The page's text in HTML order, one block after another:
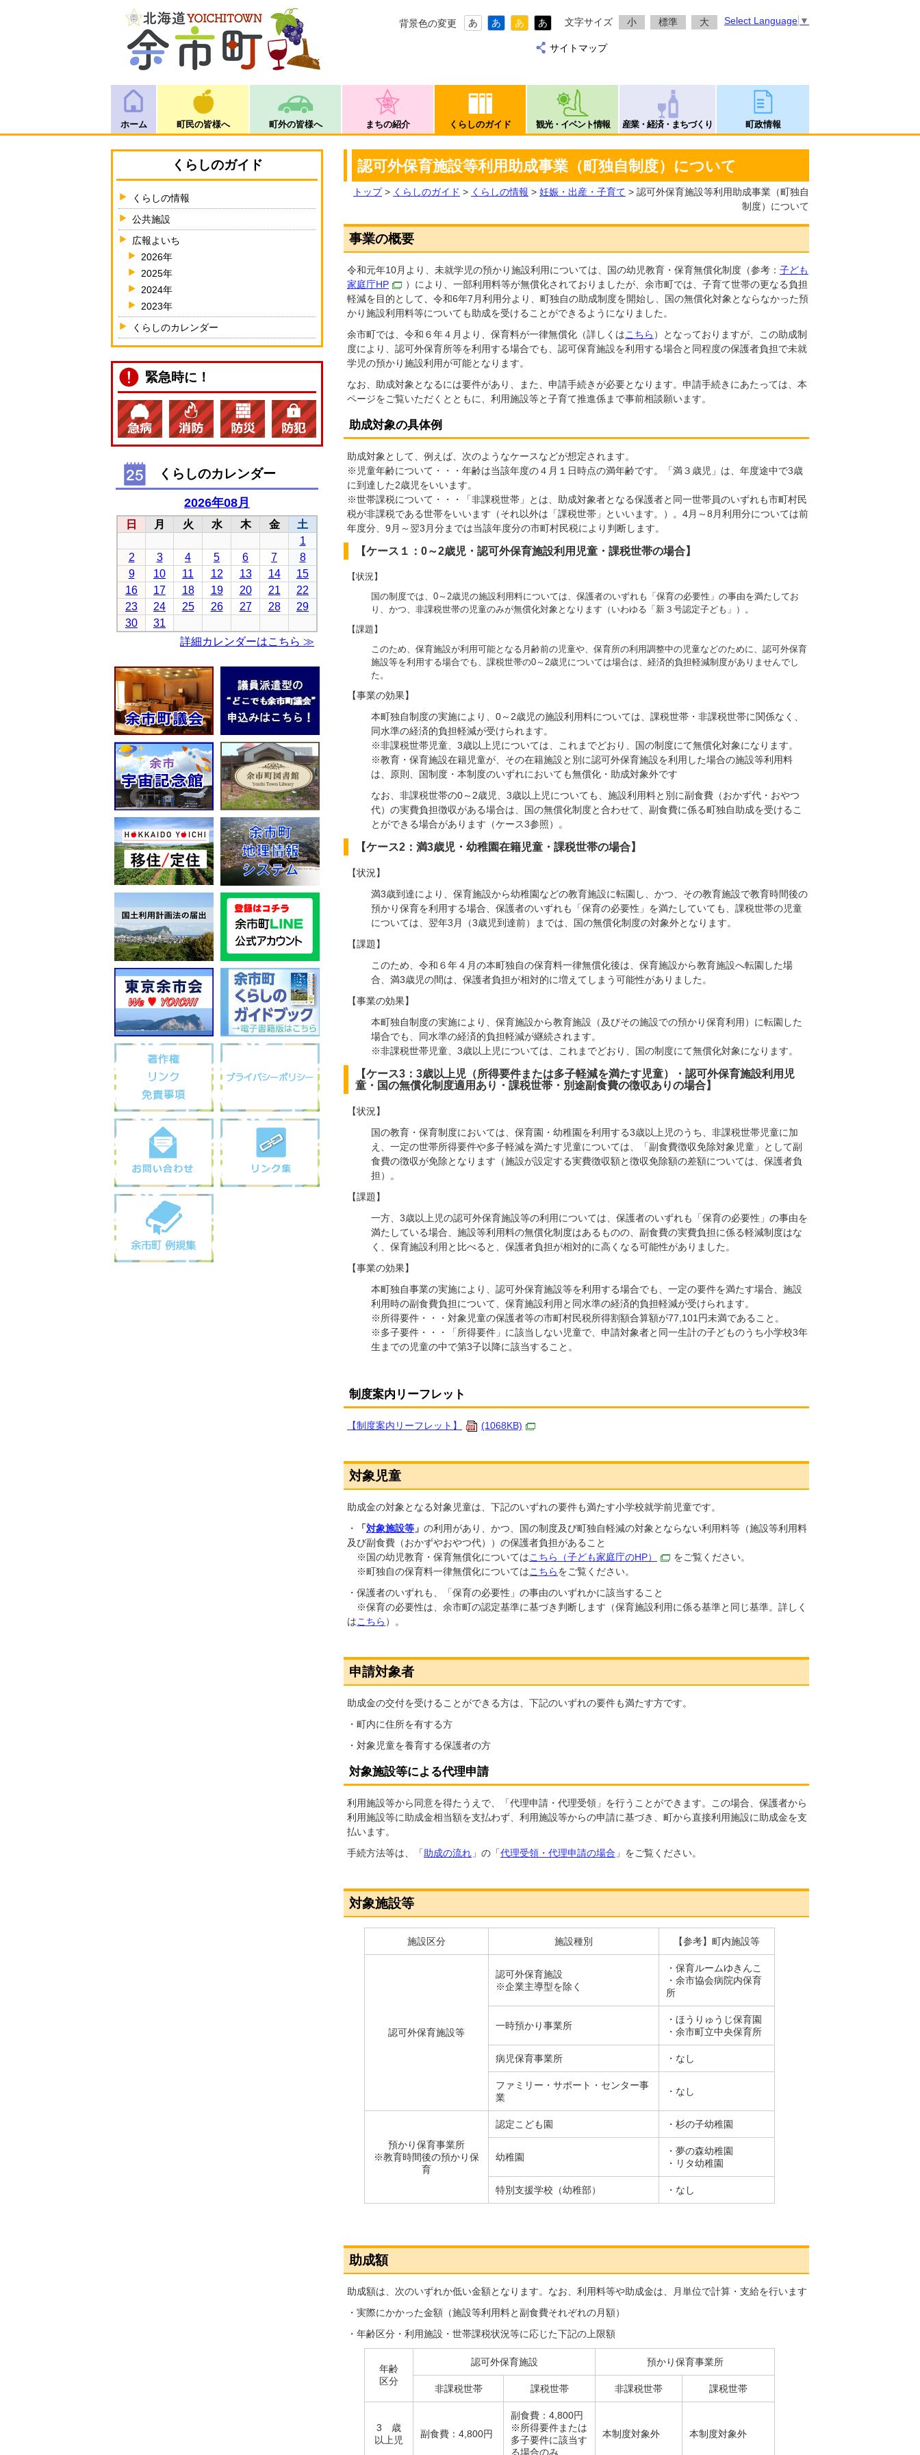
背景色の変更 あ あ あ あ 文字サイズ 小 標準 大 Select Language ▼
サイトマップ
ホーム 町民の皆様へ 町外の皆様へ まちの紹介 くらしのガイド 観光・イベント情報 産業・経済・まちづくり 町政情報
認可外保育施設等利用助成事業（町独自制度）について
トップ> くらしのガイド > くらしの情報 > 妊娠・出産・子育て > 認可外保育施設等利用助成事業（町独自
制度）について
事業の概要
令和元年10月より、未就学児の預かり施設利用については、国の幼児教育・保育無償化制度（参考： 子ども
家庭庁HP
）により、一部利用料等が無償化されておりましたが、余市町では、子育て世帯の更なる負担
軽減を目的として
令和6年7月利用分より、町独自の助成制度を開始し、国の無償化対象とならなかった預
かり施設利用料等についても助成を受けることができるようになりました。
余市町では、令和６年４月より、保育料が一律無償化（詳しくはこちら ）となっておりますが、この助成制
度により、認可外保育所等を利用する場合でも、認可保育施設を利用する場合と同程度の保護者負担で未就
学児の預かり施設利用が可能となります。
なお、助成対象となるには要件があり、また、申請手続きが必要となります。申請手続きにあたっては、本
ページをご覧いただくとともに、利用施設等と子育て推進係まで事前相談願います。
助成対象の具体例
助成対象として、例えば、次のようなケースなどが想定されます。
※児童年齢について・・・年齢は当該年度の４月１日時点の満年齢です。「満３歳児」は、年度途中で3歳
に到達した2歳児をいいます。
※世帯課税について・・・「非課税世帯」とは、助成対象者となる保護者と同一世帯員のいずれも市町村民
税が非課税である世帯をいいます（それ以外は「課税世帯」といいます。）。4月～8月利用分については前
年度分、9月～翌3月分までは当該年度分の市町村民税により判断します。
【ケース１：0～2歳児・認可外保育施設利用児童・課税世帯の場合】
【状況】
国の制度では、0～2歳児の施設利用料については、保護者のいずれも「保育の必要性」の事由を満たしてお
り、かつ、非課税世帯の児童のみが無償化対象となります（いわゆる「新３号認定子ども」）。
【課題】
このため、保育施設が利用可能となる月齢前の児童や、保育所の利用調整中の児童などのために、認可外保育
施設等を利用する場合でも、課税世帯の0～2歳児については場合は、経済的負担軽減制度がありませんでし
た。
【事業の効果】
本町独自制度の実施により、0～2歳児の施設利用料については、課税世帯・非課税世帯に関係なく、
同水準の経済的負担軽減が受けられます。
※非課税世帯児童、3歳以上児については、これまでどおり、国の制度にて無償化対象になります。
※教育・保育施設在籍児童が、その在籍施設と別に認可外保育施設を利用した場合の施設等利用料
は、原則、国制度・本制度のいずれにおいても無償化・助成対象外です
なお、非課税世帯の0～2歳児、3歳以上児についても、施設利用料と別に副食費（おかず代・おやつ
代）の実費負担徴収がある場合は、国の無償化制度と合わせて、副食費に係る町独自助成を受けるこ
とができる場合があります（ケース3参照）。
【ケース2：満3歳児・幼稚園在籍児童・課税世帯の場合】
【状況】
満3歳到達により、保育施設から幼稚園などの教育施設に転園し、かつ、その教育施設で教育時間後の
預かり保育を利用する場合、保護者のいずれも「保育の必要性」を満たしていても、課税世帯の児童
については、翌年3月（3歳児到達前）までは、国の無償化制度の対象外となります。
【課題】
このため、令和６年４月の本町独自の保育料一律無償化後は、保育施設から教育施設へ転園した場
合、満3歳児の間は、保護者負担が相対的に増えてしまう可能性がありました。
【事業の効果】
本町独自制度の実施により、保育施設から教育施設（及びその施設での預かり保育利用）に転園した
場合でも、同水準の経済的負担軽減が継続されます。
※非課税世帯児童、3歳以上児については、これまでどおり、国の制度にて無償化対象になります。
【ケース3：3歳以上児（所得要件または多子軽減を満たす児童）・認可外保育施設利用児
童・国の無償化制度適用あり・課税世帯・別途副食費の徴収ありの場合】
【状況】
国の教育・保育制度においては、保育園・幼稚園を利用する3歳以上児のうち、非課税世帯児童に加
え、一定の世帯所得要件や多子軽減を満たす児童については、「副食費徴収免除対象児童」として副
食費の徴収が免除となります（施設が設定する実費徴収額と徴収免除額の差額については、保護者負
担）。
【課題】
一方、3歳以上児の認可外保育施設等の利用については、保護者のいずれも「保育の必要性」の事由を
満たしている場合、施設等利用料の無償化制度はあるものの、副食費の実費負担に係る軽減制度はな
く、保育施設利用と比べると、保護者負担が相対的に高くなる可能性がありました。
【事業の効果】
本町独自事業の実施により、認可外保育施設等を利用する場合でも、一定の要件を満たす場合、施設
利用時の副食費負担について、保育施設利用と同水準の経済的負担軽減が受けられます。
※所得要件・・・対象児童の保護者等の市町村民税所得割額合算額が77,101円未満であること。
※多子要件・・・「所得要件」に該当しない児童で、申請対象者と同一生計の子どものうち小学校3年
生までの児童の中で第3子以降に該当すること。
制度案内リーフレット
【制度案内リーフレット】 (1068KB)
対象児童
助成金の対象となる対象児童は、下記のいずれの要件も満たす小学校就学前児童です。
・
「対象施設等 」 の利用があり、かつ、国の制度及び町独自軽減の対象とならない利用料等（施設等利用料
及び副食費（おかずやおやつ代））の保護者負担があること
※国の幼児教育・保育無償化についてはこちら（子ども家庭庁のHP）
をご覧ください。
※町独自の保育料一律無償化についてはこちらをご覧ください。
・保護者のいずれも、「保育の必要性」の事由のいずれかに該当すること
※保育の必要性は、余市町の認定基準に基づき判断します（保育施設利用に係る基準と同じ基準。詳しく
はこちら ）。
申請対象者
助成金の交付を受けることができる方は、下記のいずれの要件も満たす方です。
・町内に住所を有する方
・対象児童を養育する保護者の方
対象施設等による代理申請
利用施設等から同意を得たうえで、「代理申請・代理受領」を行うことができます。この場合、保護者から
利用施設等に助成金相当額を支払わず、利用施設等からの申請に基づき、町から直接利用施設に助成金を支
払います。
手続方法等は、「助成の流れ 」の「代理受領・代理申請の場合 」をご覧ください。
対象施設等
施設区分 施設種別 【参考】町内施設等
認可外保育施設等
認可外保育施設
※企業主導型を除く
・保育ルームゆきんこ
・余市協会病院内保育
所
一時預かり事業所
・ほうりゅうじ保育園
​・余市町立中央保育所
病児保育事業所 ・なし
ファミリー・サポート・センター事
業
・なし
預かり保育事業所
※教育時間後の預かり保
育
認定こども園 ・杉の子幼稚園
幼稚園
・夢の森幼稚園
・リタ幼稚園
特別支援学校（幼稚部） ・なし
助成額
助成額は、次のいずれか低い金額となります。なお、利用料等や助成金は、月単位で計算・支給を行います
・実際にかかった金額（施設等利用料と副食費それぞれの月額）
・年齢区分・利用施設・世帯課税状況等に応じた下記の上限額
年齢
区分
認可外保育施設 預かり保育事業所
非課税世帯 課税世帯 非課税世帯 課税世帯
3 歳
以上児
副食費：4,800円
副食費：4,800円
※所得要件または
多子要件に該当す
る場合のみ
本制度対象外 本制度対象外
くらしのガイド
くらしの情報
公共施設
広報よいち
2026年
2025年
2024年
2023年
くらしのカレンダー
緊急時に！
くらしのカレンダー